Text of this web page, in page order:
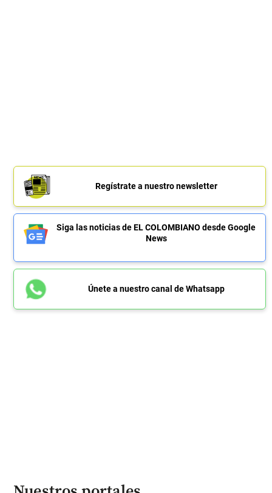
Regístrate a nuestro newsletter
Siga las noticias de EL COLOMBIANO desde Google
News
Únete a nuestro canal de Whatsapp